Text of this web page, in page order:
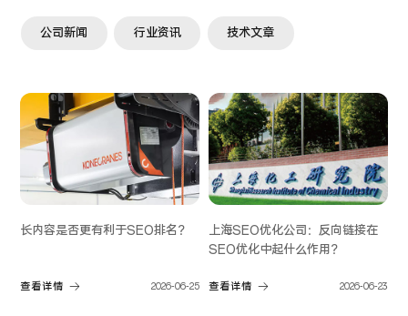
公司新闻 行业资讯 技术文章
长内容是否更有利于SEO排名？
查看详情 2026-06-25
上海SEO优化公司：反向链接在
SEO优化中起什么作用？
查看详情 2026-06-23